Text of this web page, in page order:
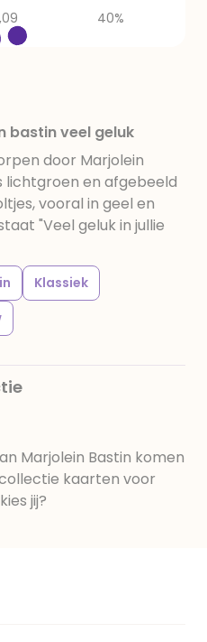
40%
bastin veel geluk
door Marjolein
lichtgroen en afgebeeld
vooral in geel en
"Veel geluk in jullie
Klassiek
Marjolein Bastin komen
kaarten voor
jij?